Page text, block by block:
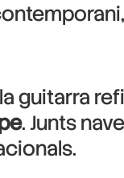
guitarra
. Junts